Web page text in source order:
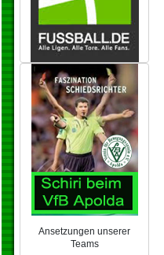
Ansetzungen unserer
Teams